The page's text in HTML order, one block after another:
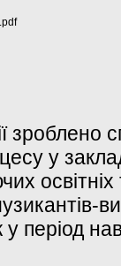
зроблено
у
у період